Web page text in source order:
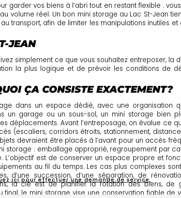
garder vos biens à l’abri tout en restant flexible :
volume réel. Un bon mini storage au Lac St-Jean
transport, afin de limiter les manipulations inutiles
JEAN
simplement ce que vous souhaitez entreposer, la
la plus logique et de prévoir les conditions de
ÇA CONSISTE EXACTEMENT?
dans un espace dédié, avec une organisation
un garage ou un sous-sol, un mini storage bien
déplacements. Avant l’entreposage, on évalue ce
(escaliers, corridors étroits, stationnement,
devraient être placés à l’avant pour un accès
storage : emballage approprié, regroupement par
est de conserver un espace propre et
au fil du temps. Les cas plus complexes
d’une succession, d’une séparation, de
la clé est de planifier la rotation des biens,
le mini storage vise une conservation fiable
ici pour effectuer une demande de service.